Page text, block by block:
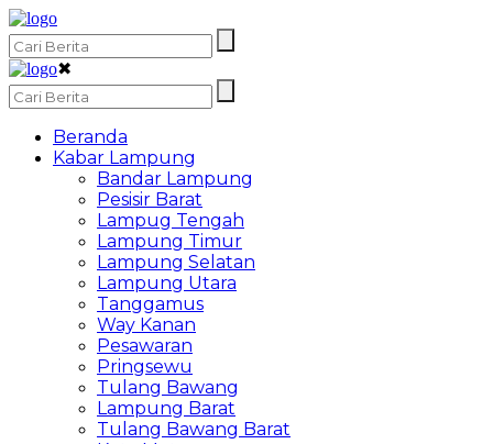
✖
Beranda
Kabar Lampung
Bandar Lampung
Pesisir Barat
Lampug Tengah
Lampung Timur
Lampung Selatan
Lampung Utara
Tanggamus
Way Kanan
Pesawaran
Pringsewu
Tulang Bawang
Lampung Barat
Tulang Bawang Barat